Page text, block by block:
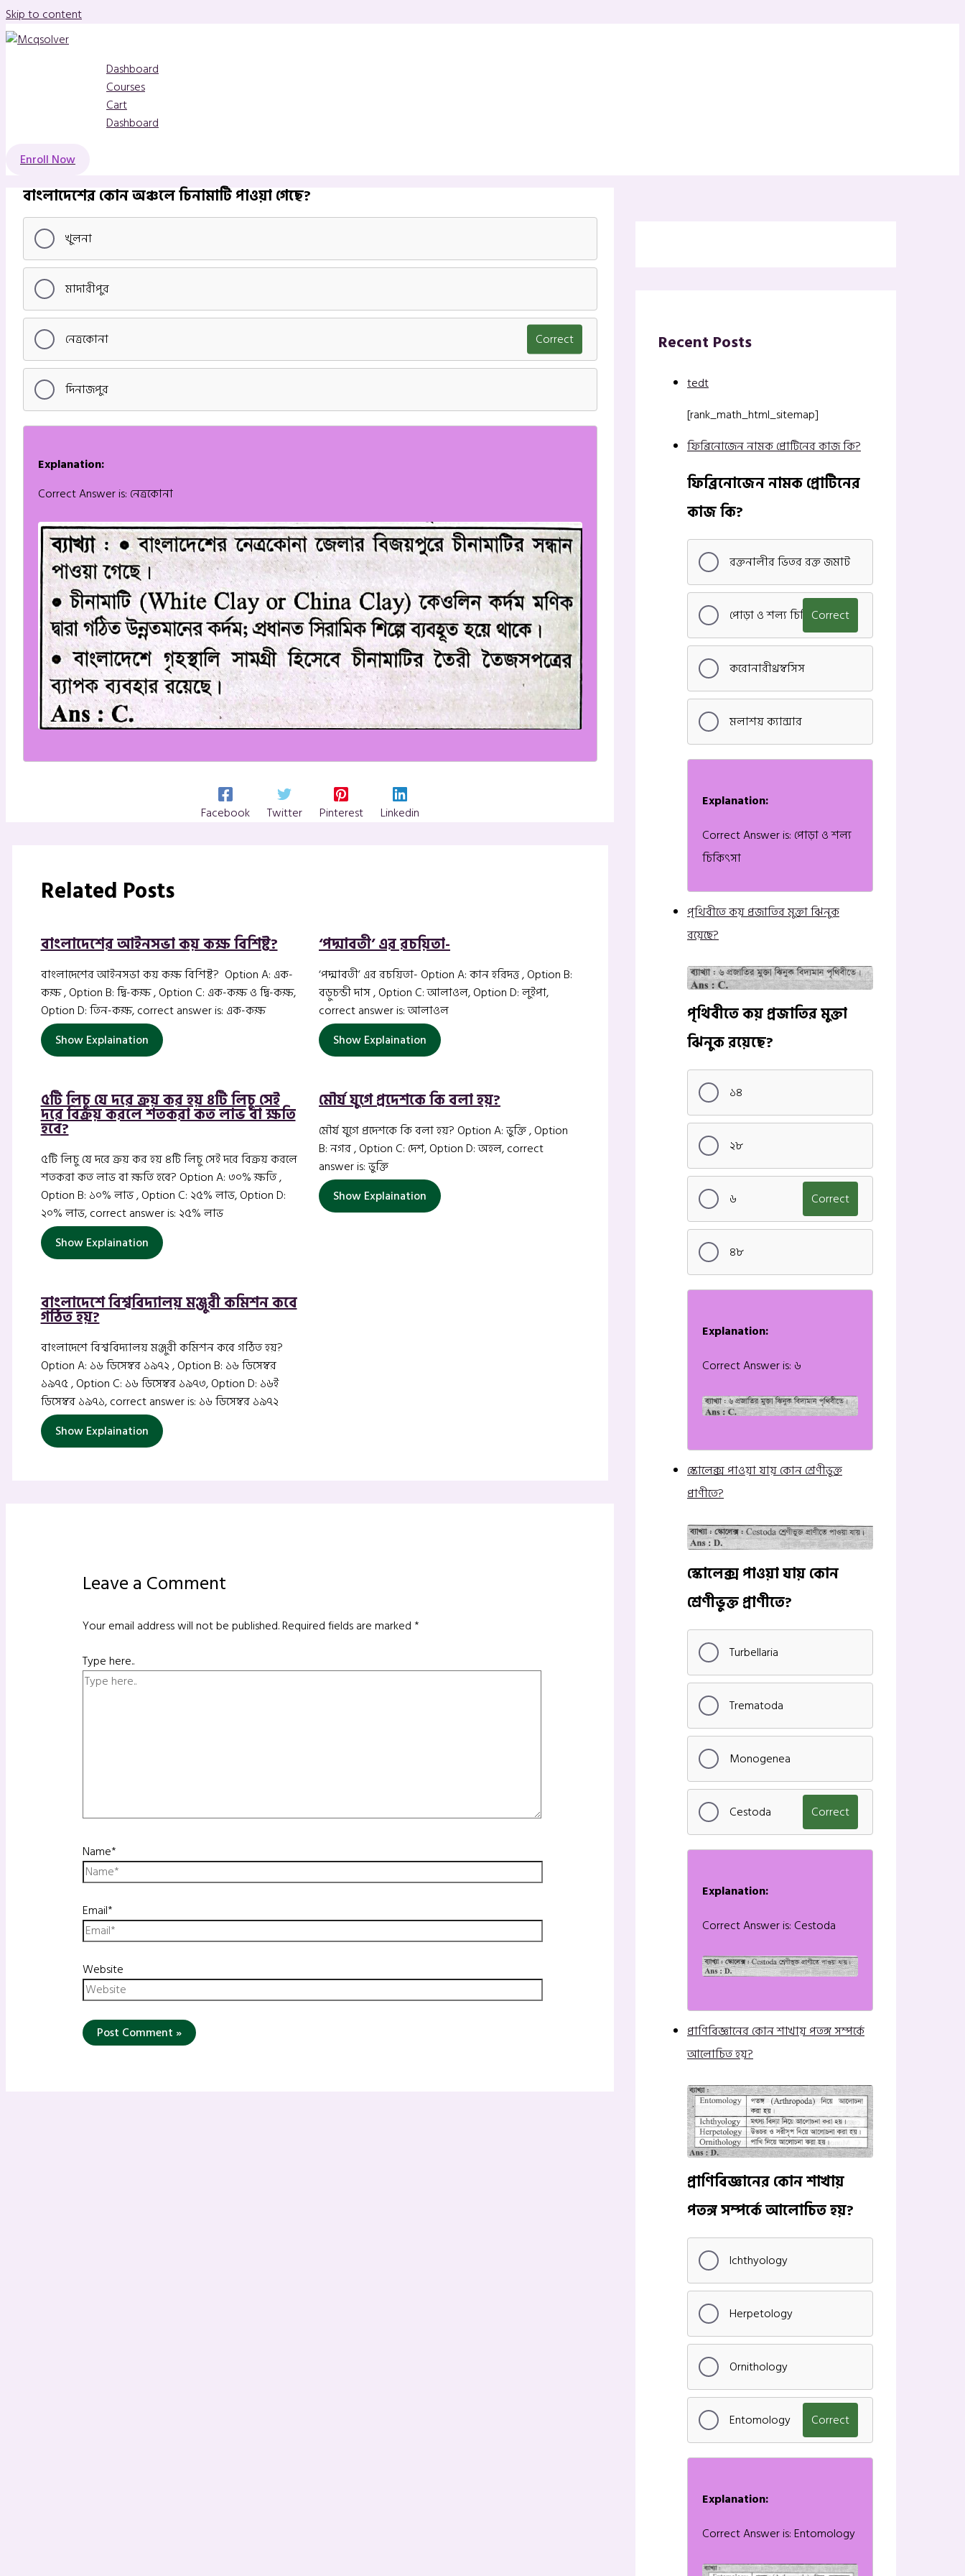
Skip to content
Dashboard
Courses
Cart
Dashboard
Enroll Now
বাংলাদেশের কোন অঞ্চলে চিনামাটি পাওয়া গেছে?
খুলনা
মাদারীপুর
নেত্রকোনা Correct
দিনাজপুর
Explanation:
Correct Answer is: নেত্রকোনা
Facebook Twitter Pinterest Linkedin
Related Posts
বাংলাদেশের আইনসভা কয় কক্ষ বিশিষ্ট?
বাংলাদেশের আইনসভা কয় কক্ষ বিশিষ্ট? Option A: এক-
কক্ষ , Option B: দ্বি-কক্ষ , Option C: এক-কক্ষ ও দ্বি-কক্ষ,
Option D: তিন-কক্ষ, correct answer is: এক-কক্ষ
Show Explaination
‘পদ্মাবতী’ এর রচয়িতা-
‘পদ্মাবতী’ এর রচয়িতা- Option A: কান হরিদত্ত , Option B:
বড়ুচন্ডী দাস , Option C: আলাওল, Option D: লুইপা,
correct answer is: আলাওল
Show Explaination
৫টি লিচু যে দরে ক্রয় কর হয় ৪টি লিচু সেই
দরে বিক্রয় করলে শতকরা কত লাভ বা ক্ষতি
হবে?
৫টি লিচু যে দরে ক্রয় কর হয় ৪টি লিচু সেই দরে বিক্রয় করলে
শতকরা কত লাভ বা ক্ষতি হবে? Option A: ৩০% ক্ষতি ,
Option B: ১০% লাভ , Option C: ২৫% লাভ, Option D:
২০% লাভ, correct answer is: ২৫% লাভ
Show Explaination
মৌর্য যুগে প্রদেশকে কি বলা হয়?
মৌর্য যুগে প্রদেশকে কি বলা হয়? Option A: ভুক্তি , Option
B: নগর , Option C: দেশ, Option D: অহল, correct
answer is: ভুক্তি
Show Explaination
বাংলাদেশে বিশ্ববিদ্যালয় মঞ্জুরী কমিশন কবে
গঠিত হয়?
বাংলাদেশে বিশ্ববিদ্যালয় মঞ্জুরী কমিশন কবে গঠিত হয়?
Option A: ১৬ ডিসেম্বর ১৯৭২ , Option B: ১৬ ডিসেম্বর
১৯৭৫ , Option C: ১৬ ডিসেম্বর ১৯৭৩, Option D: ১৬ই
ডিসেম্বর ১৯৭১, correct answer is: ১৬ ডিসেম্বর ১৯৭২
Show Explaination
Leave a Comment
Your email address will not be published.Required fields are marked*
Type here..
Name*
Email*
Website
Recent Posts
tedt
[rank_math_html_sitemap]
ফিব্রিনোজেন নামক প্রোটিনের কাজ কি?
ফিব্রিনোজেন নামক প্রোটিনের
কাজ কি?
রক্তনালীর ভিতর রক্ত জমাট
পোড়া ও শল্য চিকিৎসাCorrect
করোনারীথ্রম্বসিস
মলাশয় ক্যান্সার
Explanation:
Correct Answer is: পোড়া ও শল্য
চিকিৎসা
পৃথিবীতে কয় প্রজাতির মুক্তা ঝিনুক
রয়েছে?
পৃথিবীতে কয় প্রজাতির মুক্তা
ঝিনুক রয়েছে?
১৪
২৮
৬ Correct
৪৮
Explanation:
Correct Answer is: ৬
স্কোলেক্স পাওয়া যায় কোন শ্রেণীভুক্ত
প্রাণীতে?
স্কোলেক্স পাওয়া যায় কোন
শ্রেণীভুক্ত প্রাণীতে?
Turbellaria
Trematoda
Monogenea
Cestoda Correct
Explanation:
Correct Answer is: Cestoda
প্রাণিবিজ্ঞানের কোন শাখায় পতঙ্গ সম্পর্কে
আলোচিত হয়?
প্রাণিবিজ্ঞানের কোন শাখায়
পতঙ্গ সম্পর্কে আলোচিত হয়?
Ichthyology
Herpetology
Ornithology
Entomology Correct
Explanation:
Correct Answer is: Entomology